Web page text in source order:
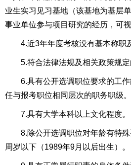
业生实习见习基地（该基地为基层
事业单位参与项目研究的经历，可
4.近3年年度考核没有基本称职及
5.符合法律法规及相关政策规定
6.具有公开选调职位要求的工作
任与报考职位相同层次的职务职级。
7.具有大学本科以上文化程度。
8.除公开选调职位对年龄有特殊
周岁以下（1989年9月以后出生）。